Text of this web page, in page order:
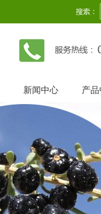
新闻中心 产